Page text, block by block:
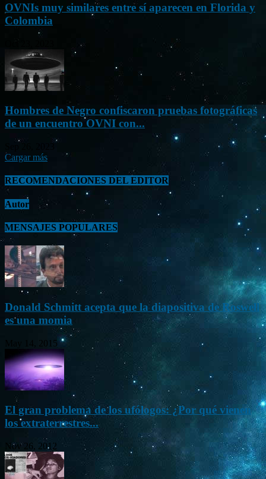
OVNIs muy similares entre sí aparecen en Florida y
Colombia
Hombres de Negro confiscaron pruebas fotográficas
de un encuentro OVNI con...
Cargar más
RECOMENDACIONES DEL EDITOR
Autor
MENSAJES POPULARES
Donald Schmitt acepta que la diapositiva de Roswell
es una momia
May 14, 2015
El gran problema de los ufólogos: ¿Por qué vienen
los extraterrestres...
Nov 26, 2012